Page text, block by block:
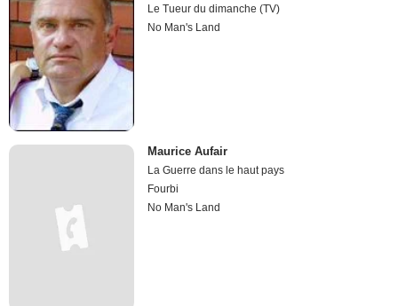
Le Tueur du dimanche (TV)
No Man's Land
Maurice Aufair
La Guerre dans le haut pays
Fourbi
No Man's Land